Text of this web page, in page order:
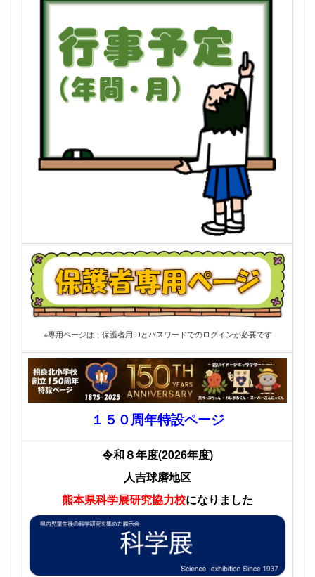
※専用ページは，保護者用IDとパスワードでのログインが必要です
１５０周年特設ページ
令和８年度(2026年度)
人吉球磨地区
熊本県科学展研究協力校になりました